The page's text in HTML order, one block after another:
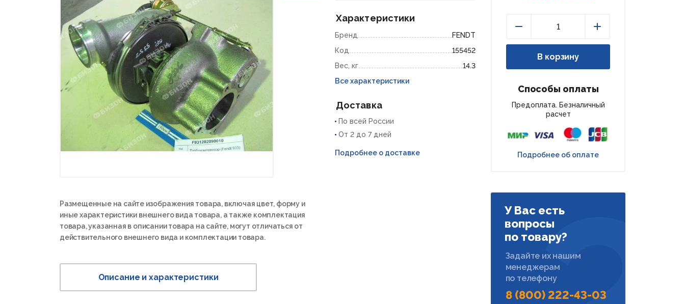
Размещенные на сайте изображения товара, включая цвет, форму и
иные характеристики внешнего вида товара, а также комплектация
товара, указанная в описании товара на сайте, могут отличаться от
действительного внешнего вида и комплектации товара.
Характеристики
Бренд
FENDT
Код
155452
Вес, кг
14.3
Все характеристики
Доставка
По всей России
От 2 до 7 дней
Подробнее о доставке
Описание и характеристики
В корзину
Способы оплаты
Предоплата. Безналичный
расчет
Подробнее об оплате
У Вас есть
вопросы
по товару?
Задайте их нашим
менеджерам
по телефону
8 (800) 222-43-03